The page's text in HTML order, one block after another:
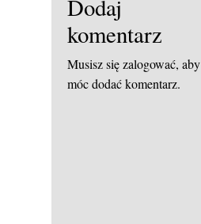
Dodaj
komentarz
Musisz sięzalogować, aby
móc dodać komentarz.